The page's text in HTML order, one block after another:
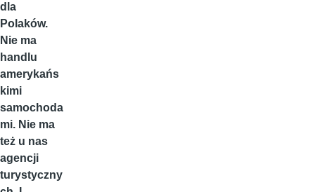
dla
Polaków.
Nie ma
handlu
amerykańs
kimi
samochoda
mi. Nie ma
też u nas
agencji
turystyczny